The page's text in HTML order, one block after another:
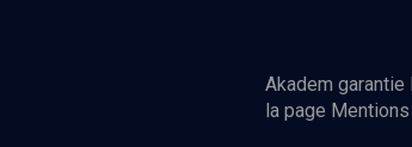
Akadem
la page